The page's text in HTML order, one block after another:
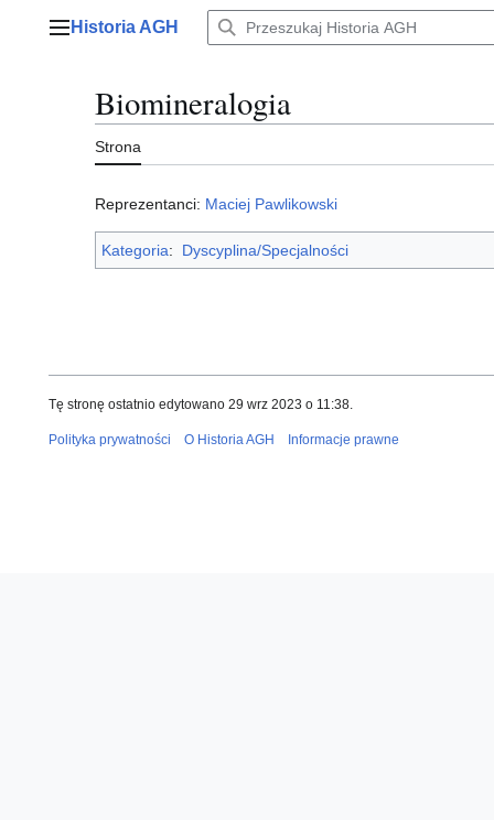
Menu główne
Historia AGH
Biomineralogia
Strona
Reprezentanci: Maciej Pawlikowski
Kategoria: Dyscyplina/Specjalności
Tę stronę ostatnio edytowano 29 wrz 2023 o 11:38.
Polityka prywatności O Historia AGH Informacje prawne